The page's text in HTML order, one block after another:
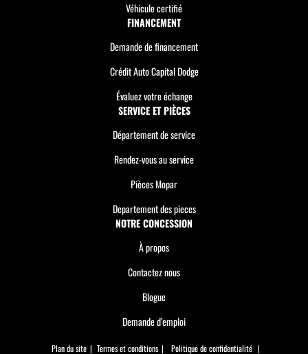
Véhicule certifié
FINANCEMENT
Demande de financement
Crédit Auto Capital Dodge
Évaluez votre échange
SERVICE ET PIÈCES
Département de service
Rendez-vous au service
Pièces Mopar
Departement des pieces
NOTRE CONCESSION
À propos
Contactez nous
Blogue
Demande d’emploi
Plan du site | Termes et conditions | Politique de confidentialité |